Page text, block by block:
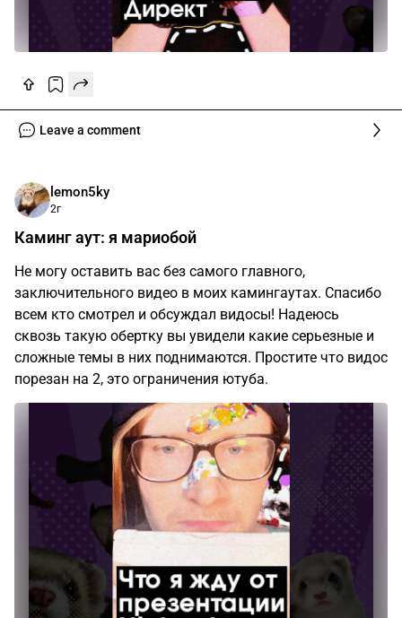
Leave a comment
lemon5ky
2г
Каминг аут: я мариобой​
Не могу оставить вас без самого главного,
заключительного видео в моих камингаутах. Спасибо
всем кто смотрел и обсуждал видосы! Надеюсь
сквозь такую обертку вы увидели какие серьезные и
сложные темы в них поднимаются. Простите что видос
порезан на 2, это ограничения ютуба.